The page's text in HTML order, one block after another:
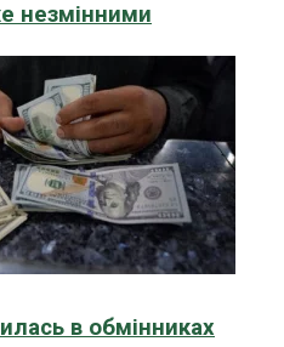
незмінними
в обмінниках